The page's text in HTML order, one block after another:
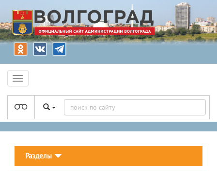
Разделы